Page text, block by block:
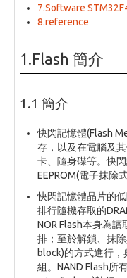
7.Software
8.reference
1.Flash 簡介
1.1 簡介
快閃記憶體(Flash
存，以及在電腦及
卡、隨身碟等。快
EEPROM(電子抹除
快閃記憶體晶片的
排行隨機存取的
NOR Flash本身為
排；至於解鎖、抹
block)的方式進行
組。NAND Flash所